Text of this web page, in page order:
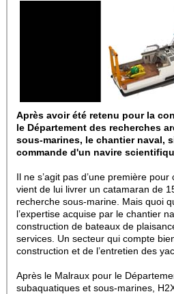
Après avoir été retenu pour la
le Département des recherches
sous-marines, le chantier naval,
commande d'un navire
Il ne s’agit pas d’une première
vient de lui livrer un catamaran de
recherche sous-marine. Mais quoi
l’expertise acquise par le chantier
construction de bateaux de
services. Un secteur qui compte
construction et de l’entretien des
Après le Malraux pour le
subaquatiques et sous-marines,